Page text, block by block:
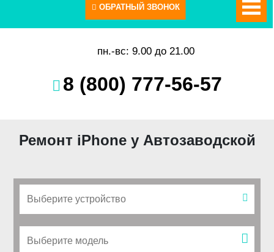
пн.-вс: 9.00 до 21.00
8 (800) 777-56-57
Ремонт iPhone у Автозаводской